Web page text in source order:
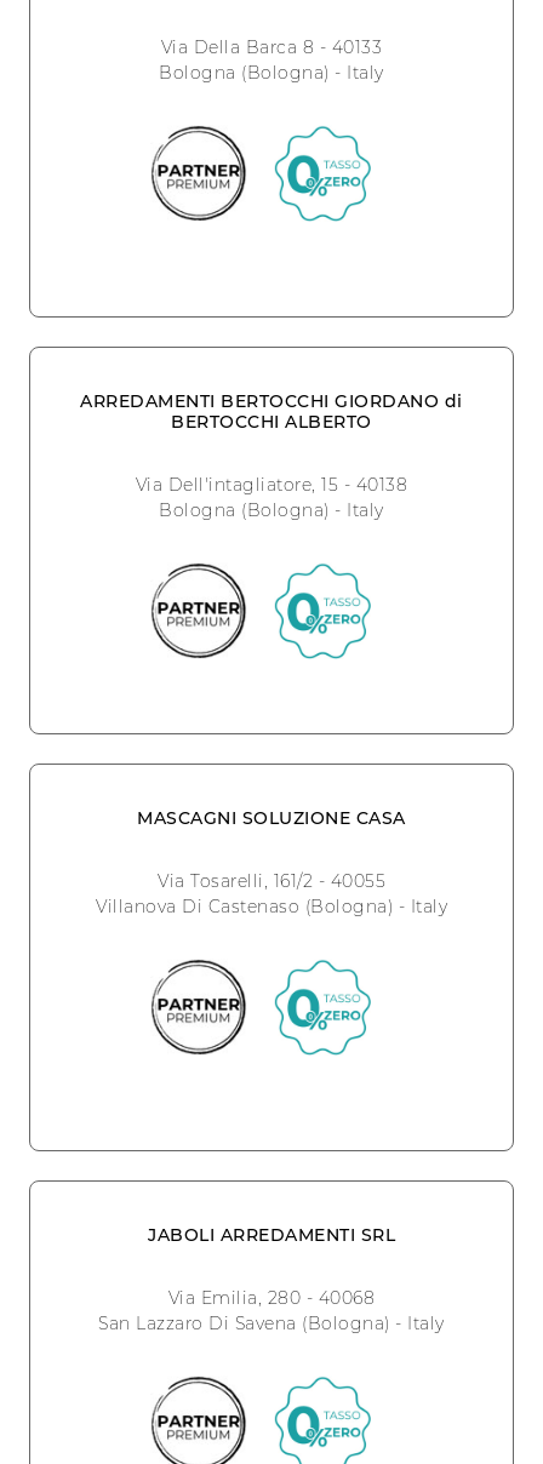
Via Della Barca 8 - 40133
Bologna (Bologna) - Italy
ARREDAMENTI BERTOCCHI GIORDANO di
BERTOCCHI ALBERTO
Via Dell'intagliatore, 15 - 40138
Bologna (Bologna) - Italy
MASCAGNI SOLUZIONE CASA
Via Tosarelli, 161/2 - 40055
Villanova Di Castenaso (Bologna) - Italy
JABOLI ARREDAMENTI SRL
Via Emilia, 280 - 40068
San Lazzaro Di Savena (Bologna) - Italy